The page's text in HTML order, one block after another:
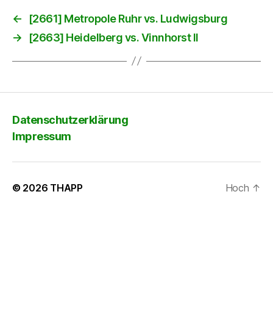
←
[2661] Metropole Ruhr vs. Ludwigsburg
→
[2663] Heidelberg vs. Vinnhorst II
Datenschutzerklärung
Impressum
© 2026 THAPP Hoch ↑